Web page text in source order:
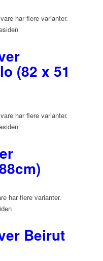
har flere varianter.
(82 x 51
har flere varianter.
har flere varianter.
Beirut